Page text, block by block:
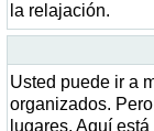
la relajación.
Usted puede ir a
organizados.
lugares. Aquí